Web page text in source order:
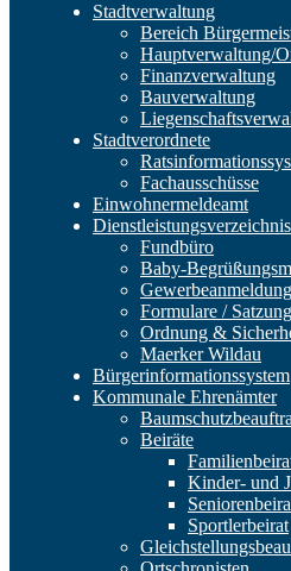
Stadtverwaltung
Bereich
Hauptverwaltung/
Finanzverwaltung
Bauverwaltung
Stadtverordnete
Fachausschüsse
Einwohnermeldeamt
Dienstleistungsverzeichnis
Fundbüro
Baby-
Formulare /
Ordnung &
Maerker Wildau
Bürgerinformationssystem
Kommunale Ehrenämter
Beiräte
Kinder- und
Sportlerbeirat